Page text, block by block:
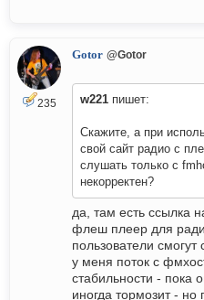
235
Gotor @Gotor
w221 пишет:
Скажите, а при
свой сайт радио с
слушать только с
некорректен?
да, там есть ссылка
флеш плеер для
пользователи
у меня поток с
стабильности - пока
иногда тормозит - но